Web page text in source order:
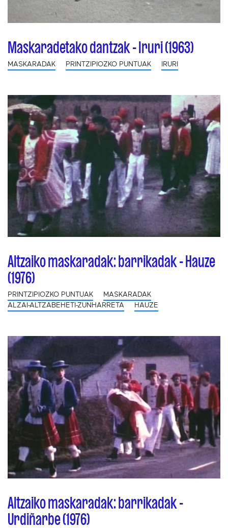
Maskaradetako dantzak - Iruri (1963)
MASKARADAK PRINTZIPIOZKO PUNTUAK IRURI
Altzaiko maskaradak: barrikadak - Hauze
(1976)
PRINTZIPIOZKO PUNTUAK
MASKARADAK
ALZAI-ALTZABEHETI-ZUNHARRETA
HAUZE
Altzaiko maskaradak: barrikadak -
Urdiñarbe (1976)